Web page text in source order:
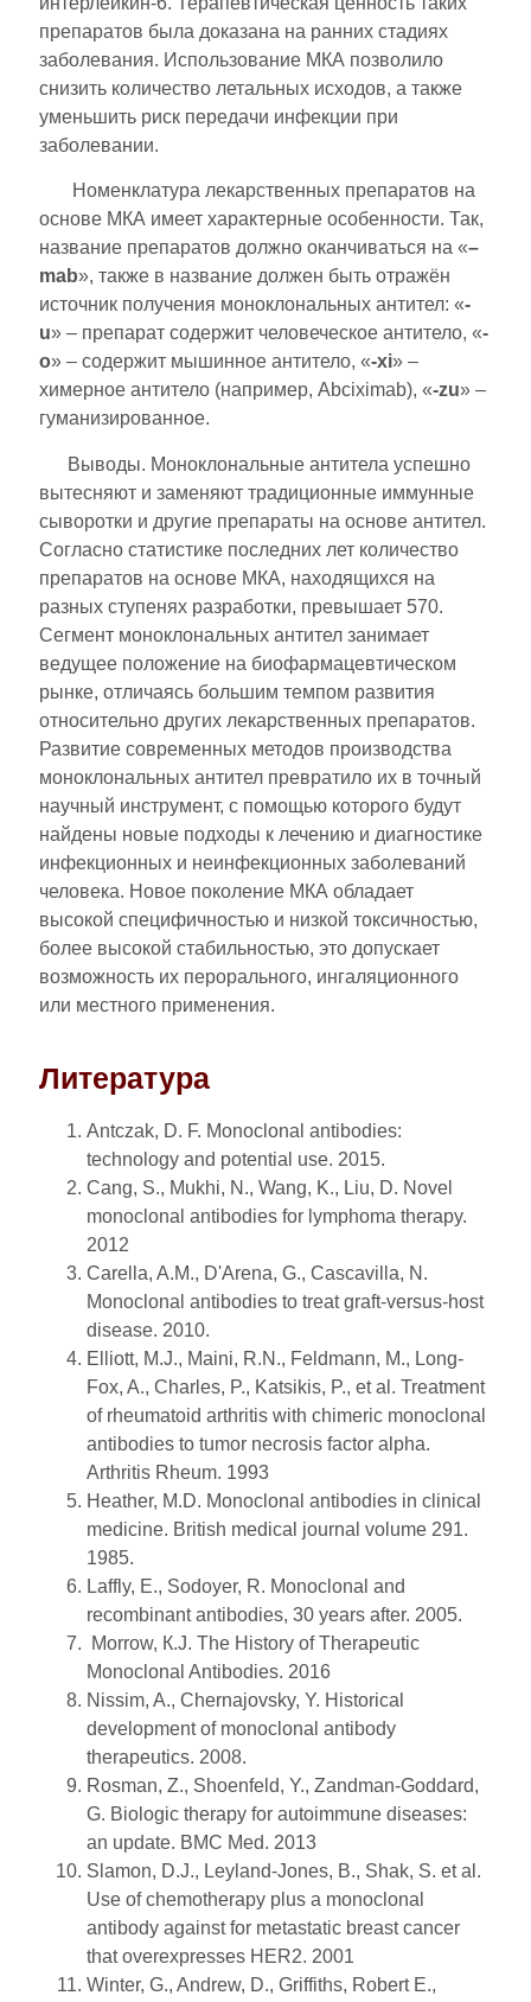
препаратов была доказана на ранних стадиях
заболевания. Использование МКА позволило
снизить количество летальных исходов, а также
уменьшить риск передачи инфекции при
заболевании.
Номенклатура лекарственных препаратов на
основе МКА имеет характерные особенности. Так,
название препаратов должно оканчиваться на «–
mab», также в название должен быть отражён
источник получения моноклональных антител: «-
u» – препарат содержит человеческое антитело, «-
о» – содержит мышинное антитело, «-xi» –
химерное антитело (например, Abciximab), «-zu» –
гуманизированное.
Выводы. Моноклональные антитела успешно
вытесняют и заменяют традиционные иммунные
сыворотки и другие препараты на основе антител.
Согласно статистике последних лет количество
препаратов на основе МКА, находящихся на
разных ступенях разработки, превышает 570.
Сегмент моноклональных антител занимает
ведущее положение на биофармацевтическом
рынке, отличаясь большим темпом развития
относительно других лекарственных препаратов.
Развитие современных методов производства
моноклональных антител превратило их в точный
научный инструмент, с помощью которого будут
найдены новые подходы к лечению и диагностике
инфекционных и неинфекционных заболеваний
человека. Новое поколение МКА обладает
высокой специфичностью и низкой токсичностью,
более высокой стабильностью, это допускает
возможность их перорального, ингаляционного
или местного применения.
Литература
Antczak, D. F. Monoclonal antibodies:
technology and potential use. 2015.
Cang, S., Mukhi, N., Wang, K., Liu, D. Novel
monoclonal antibodies for lymphoma therapy.
2012
Carella, A.M., D'Arena, G., Cascavilla, N.
Monoclonal antibodies to treat graft-versus-host
disease. 2010.
Elliott, M.J., Maini, R.N., Feldmann, M., Long-
Fox, A., Charles, P., Katsikis, P., et al. Treatment
of rheumatoid arthritis with chimeric monoclonal
antibodies to tumor necrosis factor alpha.
Arthritis Rheum. 1993
Heather, M.D. Monoclonal antibodies in clinical
medicine. British medical journal volume 291.
1985.
Laffly, Е., Sodoyer, R. Monoclonal and
recombinant antibodies, 30 years after. 2005.
Morrow, К.J. The History of Therapeutic
Monoclonal Antibodies. 2016
Nissim, A., Chernajovsky, Y. Historical
development of monoclonal antibody
therapeutics. 2008.
Rosman, Z., Shoenfeld, Y., Zandman-Goddard,
G. Biologic therapy for autoimmune diseases:
an update. BMC Med. 2013
Slamon, D.J., Leyland-Jones, B., Shak, S. et al.
Use of chemotherapy plus a monoclonal
antibody against for metastatic breast cancer
that overexpresses HER2. 2001
Winter, G., Andrew, D., Griffiths, Robert E.,